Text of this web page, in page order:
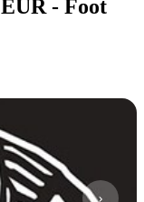
- Foot